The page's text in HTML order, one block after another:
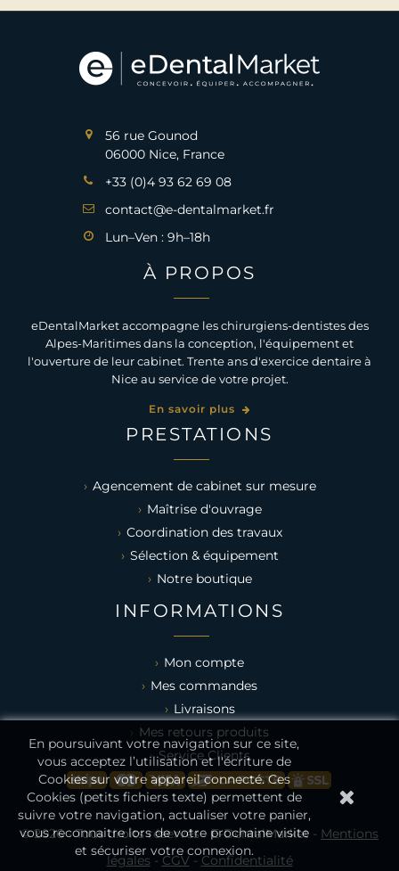
56 rue Gounod
06000 Nice, France
+33 (0)4 93 62 69 08
contact@e-dentalmarket.fr
Lun–Ven : 9h–18h
À PROPOS
eDentalMarket accompagne les chirurgiens-dentistes des
Alpes-Maritimes dans la conception, l'équipement et
l'ouverture de leur cabinet. Trente ans d'exercice dentaire à
Nice au service de votre projet.
En savoir plus
PRESTATIONS
Agencement de cabinet sur mesure
Maîtrise d'ouvrage
Coordination des travaux
Sélection & équipement
Notre boutique
INFORMATIONS
Mon compte
Mes commandes
Livraisons
Mes retours produits
Service Clients
En poursuivant votre navigation sur ce site,
vous acceptez l’utilisation et l'écriture de
Cookies sur votre appareil connecté. Ces
Cookies (petits fichiers texte) permettent de
suivre votre navigation, actualiser votre panier,
vous reconnaitre lors de votre prochaine visite
et sécuriser votre connexion.
© 2026 - Tous droits réservés - E-DentalMarket - Mentions
légales -CGV-Confidentialité